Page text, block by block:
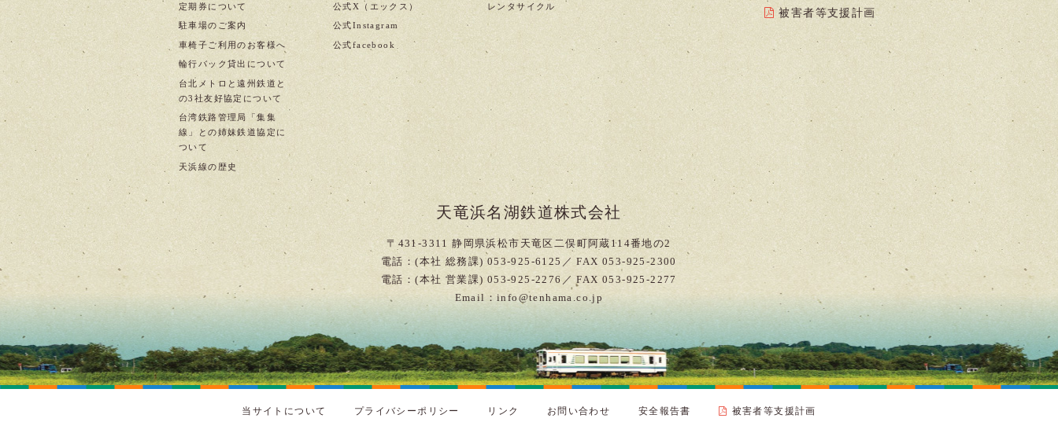
定期券について
駐車場のご案内
車椅子ご利用のお客様へ
輪行バック貸出について
台北メトロと遠州鉄道と
の3社友好協定について
台湾鉄路管理局「集集
線」との姉妹鉄道協定に
ついて
天浜線の歴史
公式X（エックス）
公式Instagram
公式facebook
レンタサイクル
被害者等支援計画
天竜浜名湖鉄道株式会社
〒431-3311 静岡県浜松市天竜区二俣町阿蔵114番地の2
電話：(本社 総務課) 053-925-6125／ FAX 053-925-2300
電話：(本社 営業課) 053-925-2276／ FAX 053-925-2277
Email：info@tenhama.co.jp
当サイトについて プライバシーポリシー リンク お問い合わせ 安全報告書 被害者等支援計画